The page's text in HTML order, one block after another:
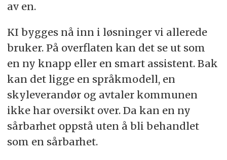
av en.
KI bygges nå inn i løsninger vi allerede
bruker. På overflaten kan det se ut som
en ny knapp eller en smart assistent. Bak
kan det ligge en språkmodell, en
skyleverandør og avtaler kommunen
ikke har oversikt over. Da kan en ny
sårbarhet oppstå uten å bli behandlet
som en sårbarhet.